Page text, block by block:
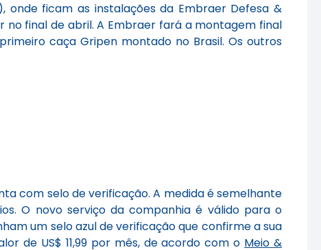
onde ficam as instalações da Embraer Defesa &
final de abril. A Embraer fará a montagem final
caça Gripen montado no Brasil. Os outros
com selo de verificação. A medida é semelhante
O novo serviço da companhia é válido para o
um selo azul de verificação que confirme a sua
de US$ 11,99 por mês, de acordo com o Meio &